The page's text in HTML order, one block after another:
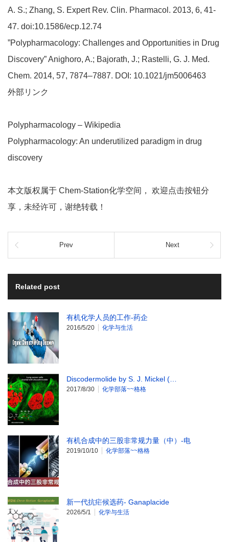
A. S.; Zhang, S. Expert Rev. Clin. Pharmacol. 2013, 6, 41-
47. doi:10.1586/ecp.12.74
”Polypharmacology: Challenges and Opportunities in Drug
Discovery” Anighoro, A.; Bajorath, J.; Rastelli, G. J. Med.
Chem. 2014, 57, 7874–7887. DOI: 10.1021/jm5006463
外部リンク
Polypharmacology – Wikipedia
Polypharmacology: An underutilized paradigm in drug
discovery
本文版权属于 Chem-Station化学空间， 欢迎点击按钮分
享，未经许可，谢绝转载！
Prev Next
Related post
有机化学人员的工作-药企
2016/5/20 化学与生活
Discodermolide by S. J. Mickel (…
2017/8/30 化学部落~~格格
有机合成中的三股非常规力量（中）-电
2019/10/10 化学部落~~格格
新一代抗疟候选药- Ganaplacide
2026/5/1 化学与生活